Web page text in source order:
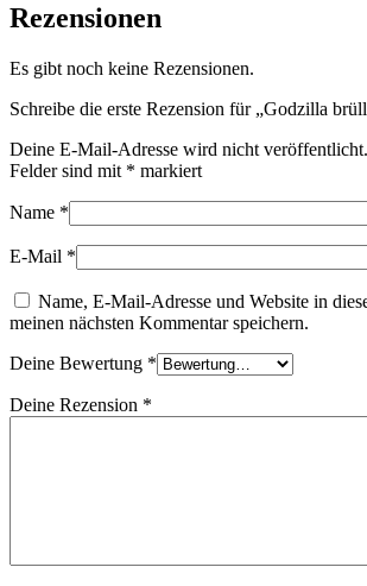
Rezensionen
Es gibt noch keine Rezensionen.
Schreibe die erste Rezension für „Godzilla
Deine E-Mail-Adresse wird nicht veröffentlicht.
Felder sind mit * markiert
Name *
E-Mail *
Name, E-Mail-Adresse und Website in
meinen nächsten Kommentar speichern.
Deine Bewertung *
Deine Rezension *